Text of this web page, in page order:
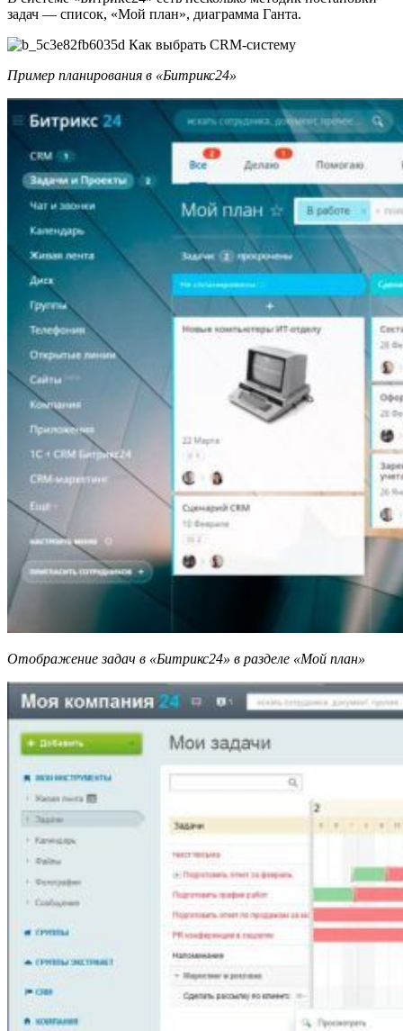
задач — список, «Мой план», диаграмма Ганта.
Пример планирования в «Битрикс24»
Отображение задач в «Битрикс24» в разделе «Мой план»